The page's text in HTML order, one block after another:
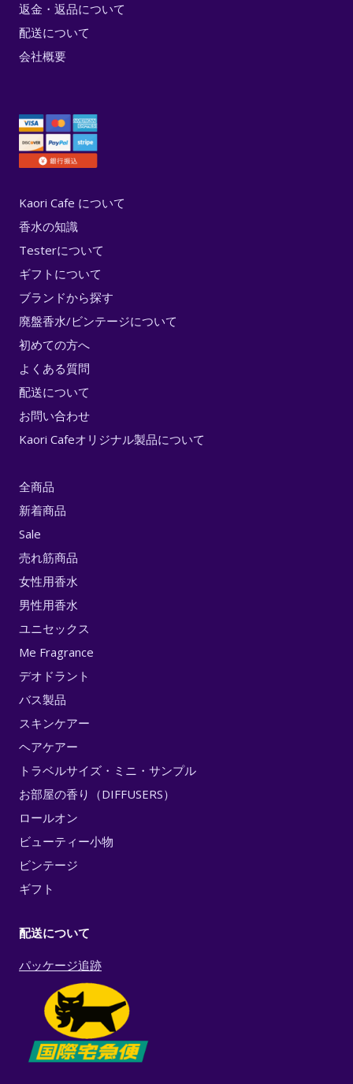
返金・返品について
配送について
会社概要
Kaori Cafe について
香水の知識
Testerについて
ギフトについて
ブランドから探す
廃盤香水/ビンテージについて
初めての方へ
よくある質問
配送について
お問い合わせ
Kaori Cafeオリジナル製品について
全商品
新着商品
Sale
売れ筋商品
女性用香水
男性用香水
ユニセックス
Me Fragrance
デオドラント
バス製品
スキンケアー
ヘアケアー
トラベルサイズ・ミニ・サンプル
お部屋の香り（DIFFUSERS）
ロールオン
ビューティー小物
ビンテージ
ギフト
配送について
パッケージ追跡